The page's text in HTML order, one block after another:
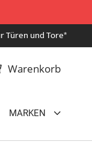
Türen und Tore*
Warenkorb
MARKEN